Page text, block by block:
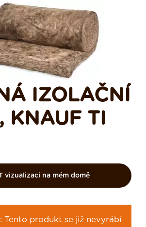
IZOLAČNÍ
KNAUF TI
vizualizaci na mém domě
Tento produkt se již nevyrábí